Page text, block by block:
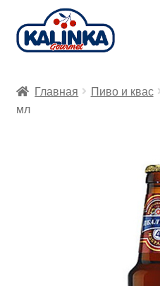
Перейти
к
Перейти
к
Заказ онлайн
Главная Пиво и квас
мл